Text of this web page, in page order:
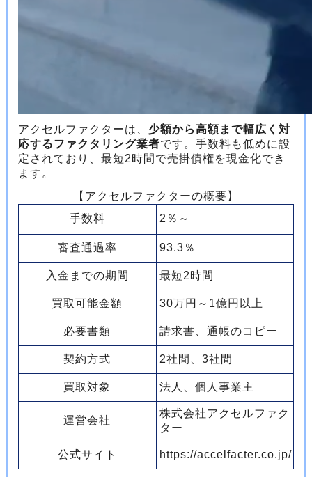
アクセルファクターは、 少額から高額まで幅広く対
応するファクタリング業者です。手数料も低めに設
定されており、最短2時間で売掛債権を現金化でき
ます。
【アクセルファクターの概要】
手数料
2％～
審査通過率 93.3％
入金までの期間 最短2時間
買取可能金額 30万円～1億円以上
必要書類 請求書、通帳のコピー
契約方式 2社間、3社間
買取対象 法人、個人事業主
運営会社
株式会社アクセルファク
ター
公式サイト https://accelfacter.co.jp/